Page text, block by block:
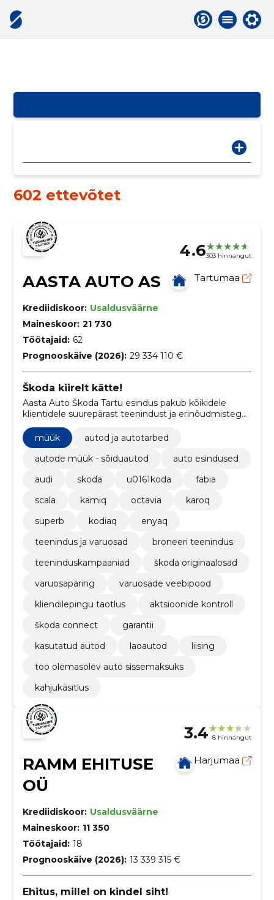
602 ettevõtet
4.6303 hinnangut
AASTA AUTO AS Tartumaa
Krediidiskoor: Usaldusväärne
Maineskoor: 21 730
Töötajaid: 62
Prognooskäive (2026): 29 334 110 €
Škoda kiirelt kätte!
Aasta Auto Škoda Tartu esindus pakub kõikidele
klientidele suurepärast teenindust ja erinõudmistega
vastavat varustust. Meil on laos olemas kõik vajalikud
mudelid ja varuosad ning tule proovisõidule, et näha
ja tunda seda erilist Škoda kogemust!
müük
autod ja autotarbed
autode müük - sõiduautod
auto esindused
audi
skoda u0161koda
fabia
scala
kamiq octavia
karoq
superb
kodiaq
enyaq
teenindus ja varuosad
broneeri teenindus
teeninduskampaaniad
škoda originaalosad
varuosapäring
varuosade veebipood
kliendilepingu taotlus
aktsioonide kontroll
škoda connect
garantii
kasutatud autod
laoautod
liising
too olemasolev auto sissemaksuks
kahjukäsitlus
3.4 8 hinnangut
RAMM EHITUSE
OÜ
Harjumaa
Krediidiskoor: Usaldusväärne
Maineskoor: 11 350
Töötajaid: 18
Prognooskäive (2026): 13 339 315 €
Ehitus, millel on kindel siht!